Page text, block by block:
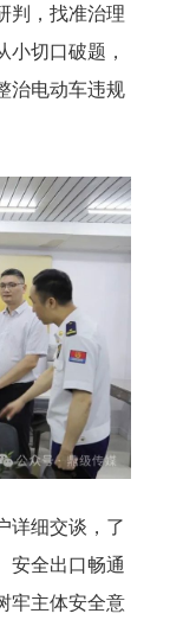
判，找准治理
小切口破题，
治电动车违规
详细交谈，了
安全出口畅通
牢主体安全意